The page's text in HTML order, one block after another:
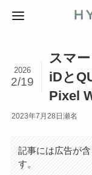
スマ
iDと
Pixel
2026
2/19
2023年7月28日 瀬名
記事には広告が
す。